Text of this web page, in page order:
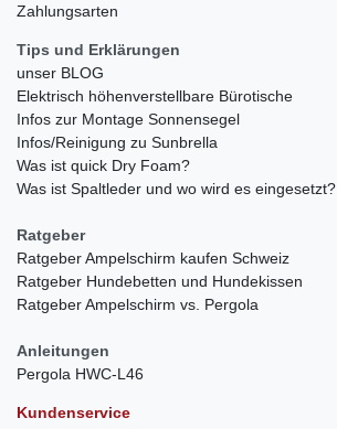
Zahlungsarten
Tips und Erklärungen
unser BLOG
Elektrisch höhenverstellbare Bürotische
Infos zur Montage Sonnensegel
Infos/Reinigung zu Sunbrella
Was ist quick Dry Foam?
Was ist Spaltleder und wo wird es eingesetzt?
Ratgeber
Ratgeber Ampelschirm kaufen Schweiz
Ratgeber Hundebetten und Hundekissen
Ratgeber Ampelschirm vs. Pergola
Anleitungen
Pergola HWC-L46
Kundenservice